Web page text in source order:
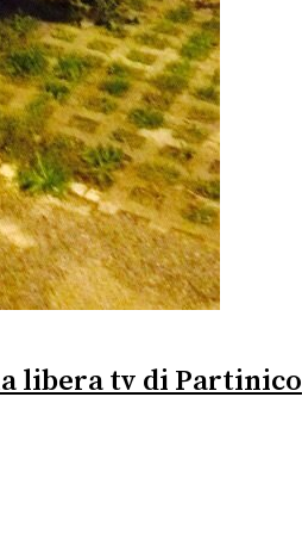
libera tv di Partinico